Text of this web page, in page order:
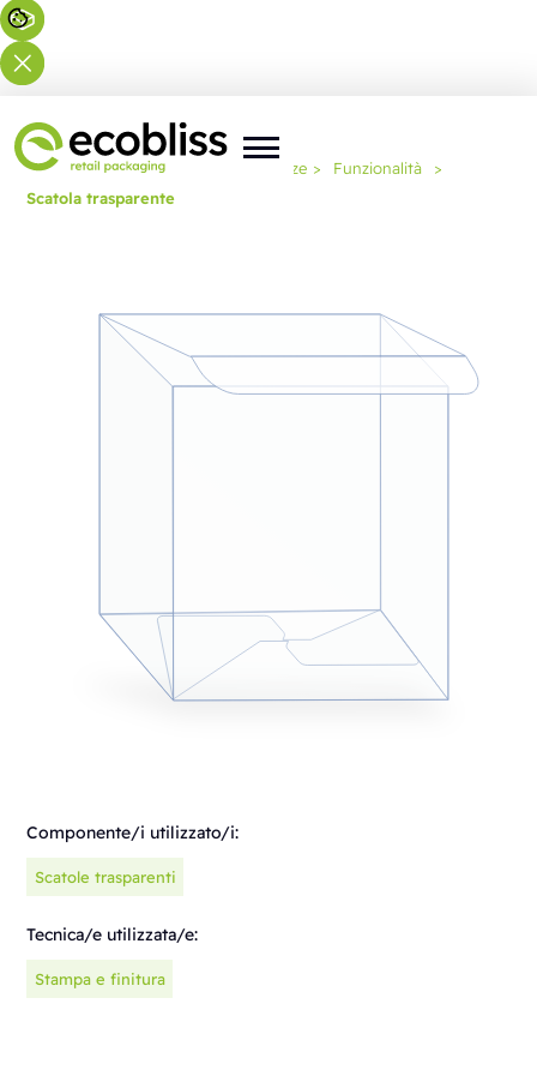
Lei si trova qui: Home Competenze > Funzionalità
>
Scatola trasparente
Componente/i utilizzato/i:
Scatole trasparenti
Tecnica/e utilizzata/e:
Stampa e finitura